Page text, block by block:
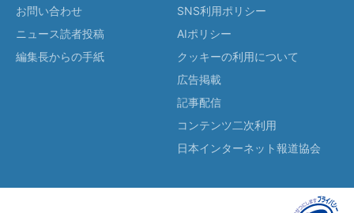
お問い合わせ
ニュース読者投稿
編集長からの手紙
SNS利用ポリシー
AIポリシー
クッキーの利用について
広告掲載
記事配信
コンテンツ二次利用
日本インターネット報道協会